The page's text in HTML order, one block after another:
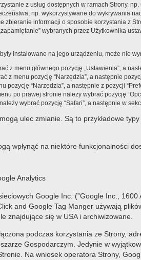
z usług dostępnych w ramach Strony,
np. wykorzystywane do wykrywania
zbieranie informacji o sposobie korzystania z
wybranych przez Użytkownika
instalowane na jego urządzeniu, może nie
z menu głównego pozycję „Ustawienia”, a
z menu pozycję “Narzędzia”, a następnie
pozycję “Narzędzia”, a następnie z pozycji
po prawej stronie należy wybrać pozycję
wybrać pozycję “Safari”, a następnie w
ulec zmianie. Są to przykładowe
wpłynąć na niektóre funkcjonalności
Analytics
Google Inc. (”Google Inc.,
and Google Tag Manger używają
znajdujące się w USA i archiwizowane.
podczas korzystania ze Strony,
Gospodarczym. Jedynie w
Na wniosek operatora Strony,